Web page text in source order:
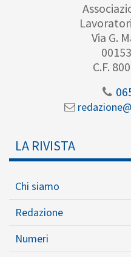
Via G.
C.F.
LA RIVISTA
Chi siamo
Redazione
Numeri